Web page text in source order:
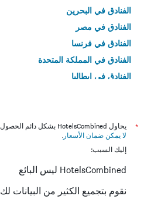
الفنادق في البحرين
الفنادق في مصر
الفنادق في فرنسا
الفنادق في المملكة المتحدة
الفنادق في إيطاليا
*
يحاول HotelsCombined بشكل دائم الحصول على الأسعار الدقيقة، ولكن
لا يمكن ضمان الأسعار .
إليك السبب:
HotelsCombined ليس البائع
نقوم بتجميع الكثير من البيانات لك